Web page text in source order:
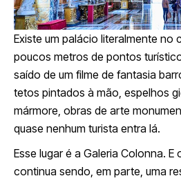
Existe um palácio literalmente no
poucos metros de pontos
saído de um filme de fantasia
tetos pintados à mão, espelhos
mármore, obras de arte
quase nenhum turista entra lá.
Esse lugar é a Galeria Colonna. E
continua sendo, em parte, uma